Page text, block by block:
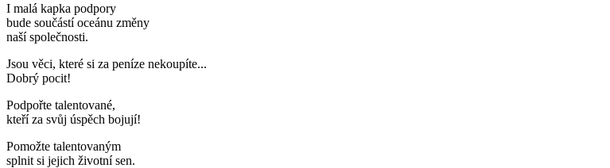
I malá kapka podpory
bude součástí oceánu změny
naší společnosti.
Jsou věci, které si za peníze nekoupíte...
Dobrý pocit!
Podpořte talentované,
kteří za svůj úspěch bojují!
Pomožte talentovaným
splnit si jejich životní sen.